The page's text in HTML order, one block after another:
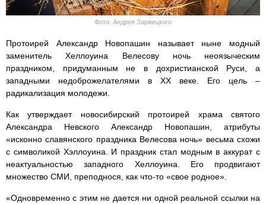
Фото: Андрея Заржецкого
Протоирей Александр Новопашин называет ныне модный
заменитель Хеллоуина Велесову ночь неоязыческим
праздником, придуманным не в дохристианской Руси, а
западными недоброжелателями в XX веке. Его цель –
радикализация молодежи.
Как утверждает новосибирский протоирей храма святого
Александра Невского Александр Новопашин, атрибуты
«исконно славянского праздника Велесова ночь» весьма схожи
с символикой Хэллоуина. И праздник стал модным в аккурат с
неактуальностью западного Хеллоуина. Его продвигают
множество СМИ, преподнося, как что-то «свое родное».
«Одновременно с этим не дается ни одной реальной ссылки на